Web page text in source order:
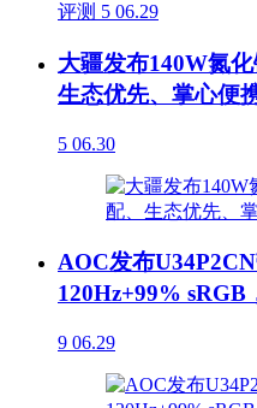
评测 5 06.29
大疆发布140W氮
生态优先、掌心便
5 06.30
AOC发布
120Hz+99% sRGB
9 06.29